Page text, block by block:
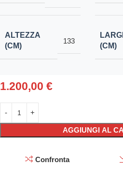
ALTEZZA
(CM)
133
(CM)
1.200,00 €
AGGIUNGI AL
Confronta